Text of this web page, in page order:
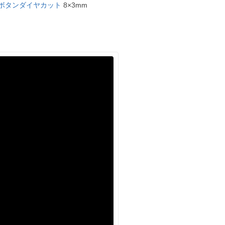
タンダイヤカット 8×3mm